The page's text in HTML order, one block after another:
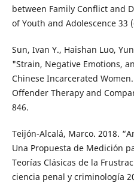
between Family Conflict and
of Youth and Adolescence 33
Sun, Ivan Y., Haishan Luo,
"Strain, Negative Emotions,
Chinese Incarcerated
Offender Therapy and
846.
Teijón-Alcalá, Marco. 2018.
Una Propuesta de Medición
Teorías Clásicas de la
ciencia penal y criminología